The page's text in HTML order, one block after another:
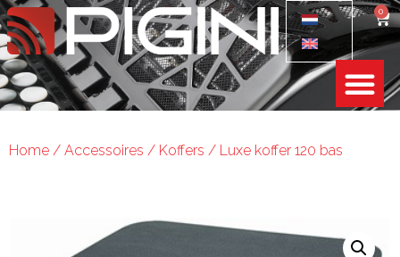
0
Home / Accessoires / Koffers / Luxe koffer 120 bas